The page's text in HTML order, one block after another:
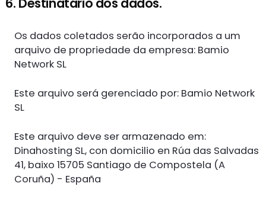
Os dados coletados serão incorporados a um
arquivo de propriedade da empresa: Bamio
Network SL
Este arquivo será gerenciado por: Bamio Network
SL
Este arquivo deve ser armazenado em:
Dinahosting SL, con domicilio en Rúa das Salvadas
41, baixo 15705 Santiago de Compostela (A
Coruña) - España